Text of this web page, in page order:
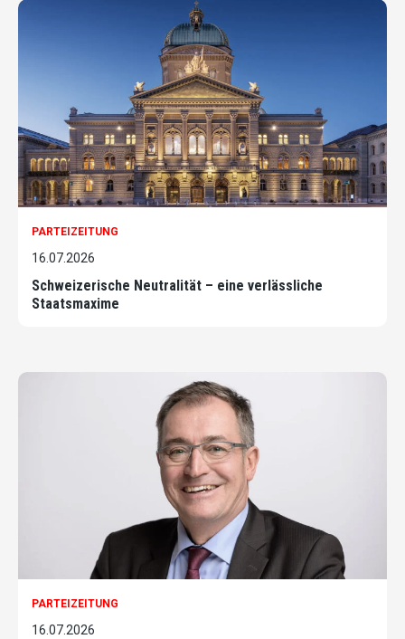
PARTEIZEITUNG
16.07.2026
Schweizerische Neutralität – eine verlässliche
Staatsmaxime
PARTEIZEITUNG
16.07.2026